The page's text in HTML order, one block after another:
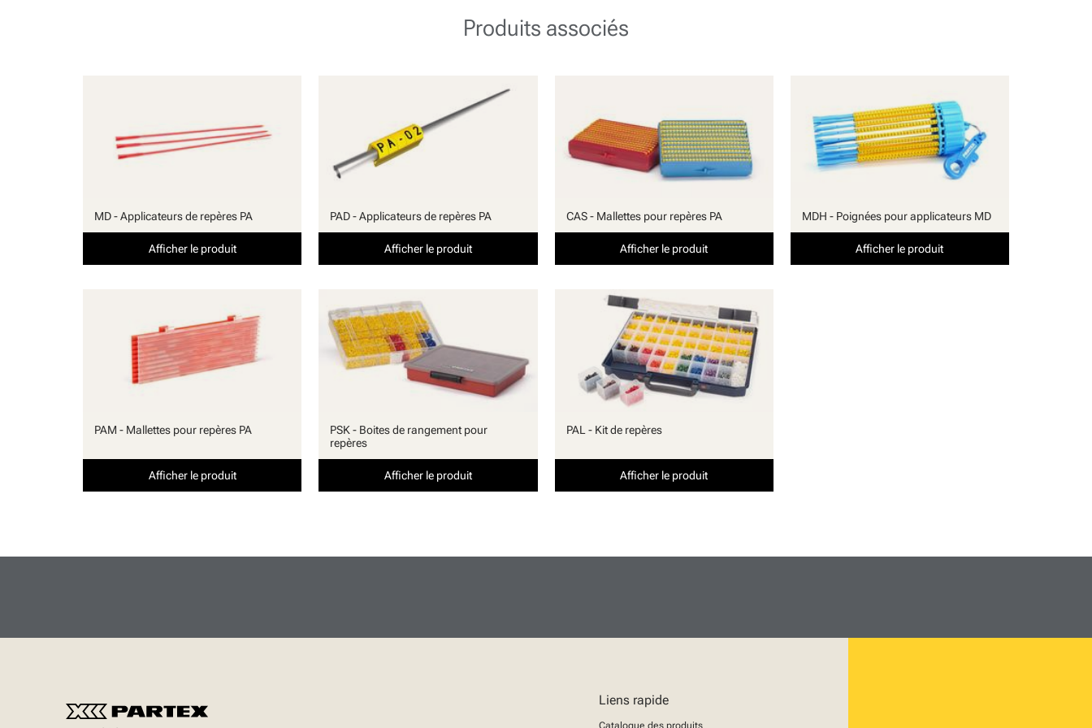
Produits associés
MD - Applicateurs de repères PA
Afficher le produit
PAD - Applicateurs de repères PA
Afficher le produit
CAS - Mallettes pour repères PA
Afficher le produit
MDH - Poignées pour applicateurs MD
Afficher le produit
PAM - Mallettes pour repères PA
Afficher le produit
PSK - Boites de rangement pour
repères
Afficher le produit
PAL - Kit de repères
Afficher le produit
Liens rapide
Catalogue des produits